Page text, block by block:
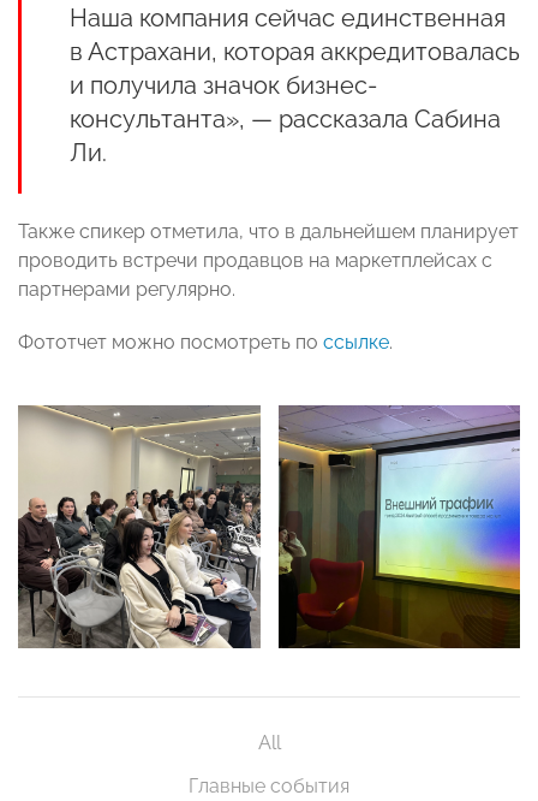
Наша компания сейчас единственная
в Астрахани, которая аккредитовалась
и получила значок бизнес-
консультанта», — рассказала Сабина
Ли.
Также спикер отметила, что в дальнейшем планирует
проводить встречи продавцов на маркетплейсах с
партнерами регулярно.
Фототчет можно посмотреть по ссылке.
All
Главные события